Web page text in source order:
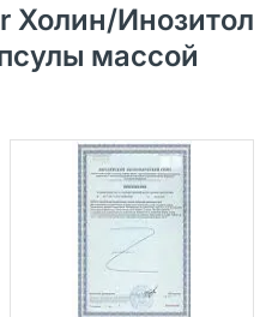
Холин/Инозитол
массой